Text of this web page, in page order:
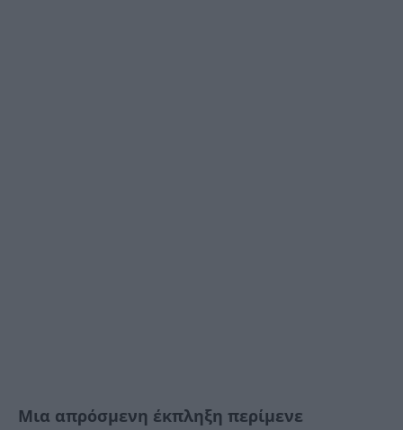
Μια απρόσμενη έκπληξη περίμενε